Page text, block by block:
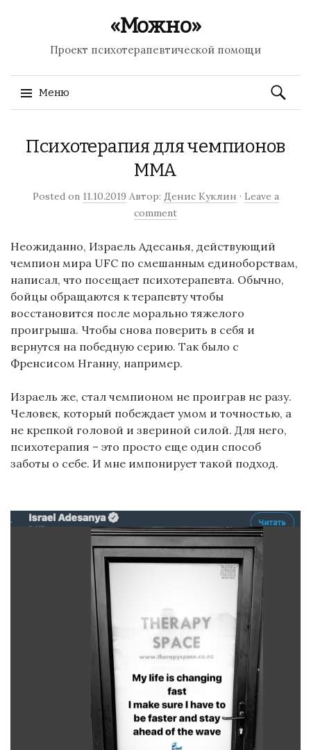
«Можно»
Проект психотерапевтической помощи
Меню
Найти:
Психотерапия для чемпионов
MMA
Posted on 11.10.2019 Автор: Денис Куклин · Leave a
comment
Неожиданно, Израель Адесанья, действующий
чемпион мира UFC по смешанным единоборствам,
написал, что посещает психотерапевта. Обычно,
бойцы обращаются к терапевту чтобы
восстановится после морально тяжелого
проигрыша. Чтобы снова поверить в себя и
вернутся на победную серию. Так было с
Френсисом Нганну, например.
Израель же, стал чемпионом не проиграв не разу.
Человек, который побеждает умом и точностью, а
не крепкой головой и звериной силой. Для него,
психотерапия – это просто еще один способ
заботы о себе. И мне импонирует такой подход.